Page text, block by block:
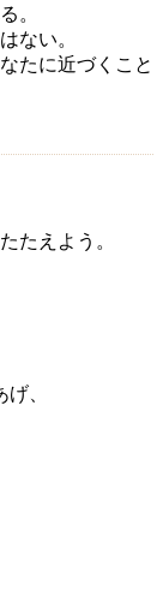
。
ない。
たに近づくこと
たえよう。
、